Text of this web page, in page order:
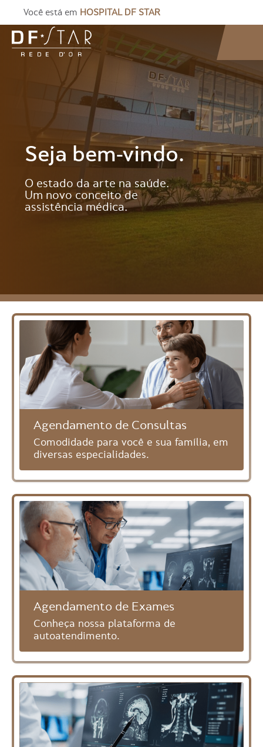
Você está em HOSPITAL DF STAR
Seja bem-vindo.
O estado da arte na saúde.
Um novo conceito de
assistência médica.
Agendamento de Consultas
Comodidade para você e sua família, em
diversas especialidades.
Agendamento de Exames
Conheça nossa plataforma de
autoatendimento.